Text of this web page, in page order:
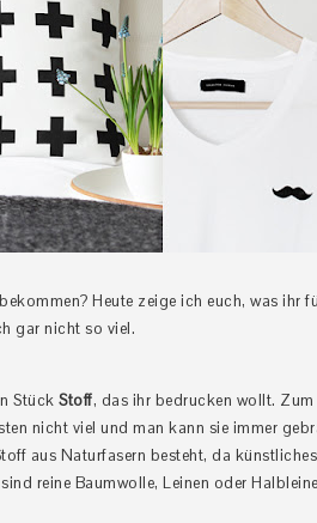
Heute zeige ich euch, was ihr
gar nicht so viel.
Stück Stoff, das ihr bedrucken wollt.
nicht viel und man kann sie immer
aus Naturfasern besteht, da
reine Baumwolle, Leinen oder